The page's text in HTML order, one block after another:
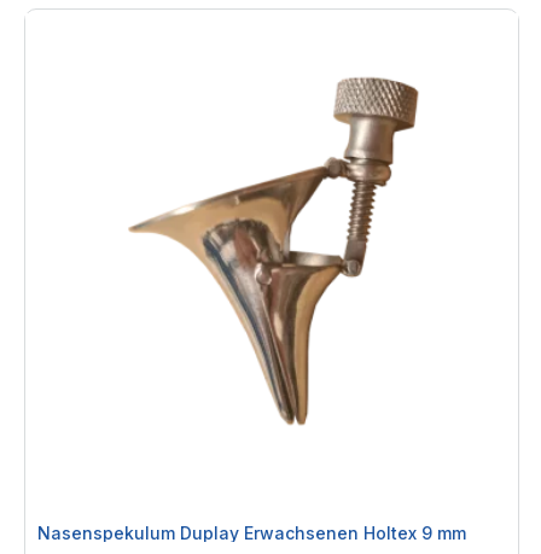
Nasenspekulum Duplay Erwachsenen Holtex 9 mm